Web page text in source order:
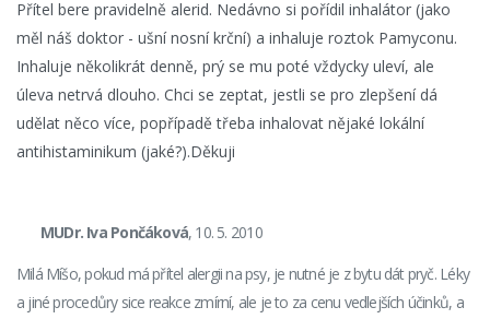
Přítel bere pravidelně alerid. Nedávno si pořídil inhalátor (jako
měl náš doktor - ušní nosní krční) a inhaluje roztok Pamyconu.
Inhaluje několikrát denně, prý se mu poté vždycky uleví, ale
úleva netrvá dlouho. Chci se zeptat, jestli se pro zlepšení dá
udělat něco více, popřípadě třeba inhalovat nějaké lokální
antihistaminikum (jaké?).Děkuji
MUDr. Iva Pončáková, 10. 5. 2010
Milá Míšo, pokud má přítel alergii na psy, je nutné je z bytu dát pryč. Léky
a jiné procedůry sice reakce zmírní, ale je to za cenu vedlejších účinků, a